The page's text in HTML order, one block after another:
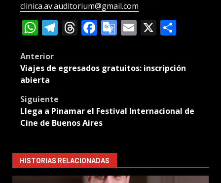
clinica.av.auditorium@gmail.com
WhatsApp
Telegram
Threads
Facebook
Google
Email
X
Post
navigation
Anterior
Viajes de egresados gratuitos: inscripción
abierta
Siguiente
Llega a Pinamar el Festival Internacional de
Cine de Buenos Aires
HISTORIAS RELACIONADAS